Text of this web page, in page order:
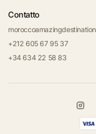
Contatto
+212 605 67 95 37
+34 634 22 58 83